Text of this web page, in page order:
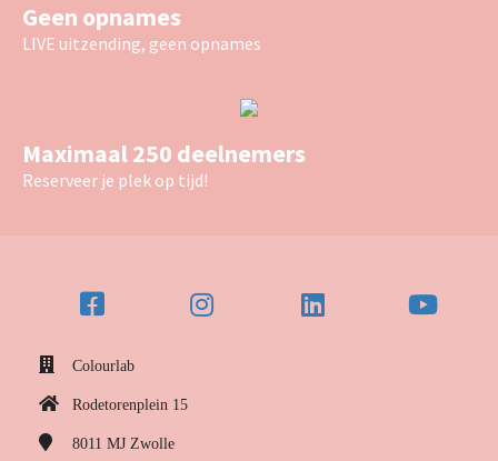
Geen opnames
LIVE uitzending, geen opnames
Maximaal 250 deelnemers
Reserveer je plek op tijd!
Colourlab
Rodetorenplein 15
8011 MJ Zwolle